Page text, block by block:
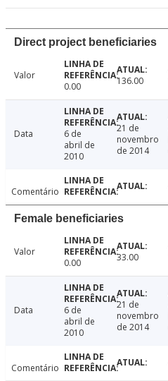
Direct project beneficiaries
Valor
0.00
136.00
Data
6 de
abril de
2010
21 de
novembro
de 2014
Comentário
Female beneficiaries
Valor
0.00
33.00
Data
6 de
abril de
2010
21 de
novembro
de 2014
Comentário